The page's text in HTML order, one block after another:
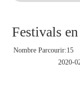
Festivals
Nombre Parcourir:15
2020-